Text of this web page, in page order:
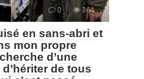
0 364
en sans-abri et
mon propre
d’une
de tous